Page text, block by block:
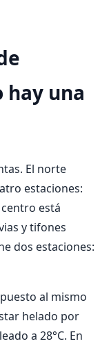
hay una
El norte
estaciones:
está
y tifones
dos estaciones:
al mismo
helado por
a 28°C. En